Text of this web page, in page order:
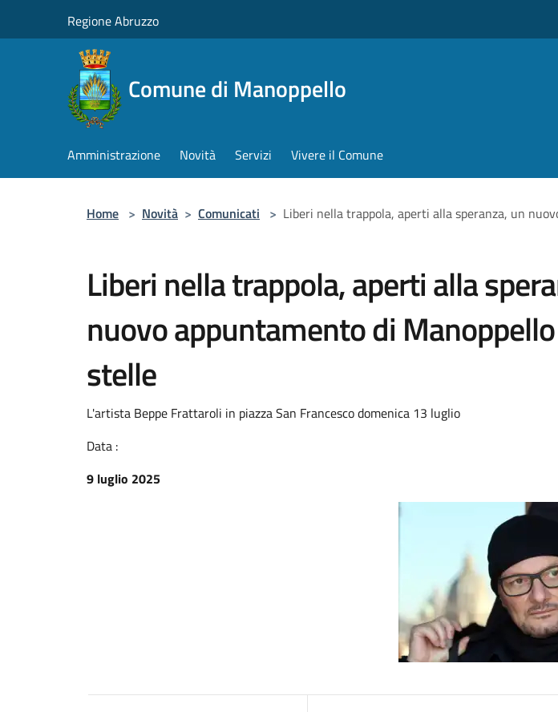
Regione Abruzzo
Comune di Manoppello
Amministrazione Novità Servizi Vivere il Comune
Home > Novità > Comunicati > Liberi nella trappola, aperti alla speranza, un
Liberi nella trappola, aperti alla
nuovo appuntamento di
stelle
L'artista Beppe Frattaroli in piazza San Francesco domenica 13 luglio
Data :
9 luglio 2025